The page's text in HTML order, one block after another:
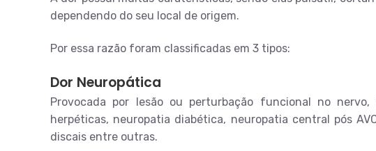
dependendo do seu local de origem.
Por essa razão foram classificadas em 3 tipos:
Dor Neuropática
Provocada por lesão ou perturbação funcional no
herpéticas, neuropatia diabética, neuropatia central pós
discais entre outras.